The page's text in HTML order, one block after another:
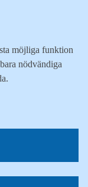
möjliga funktion
nödvändiga